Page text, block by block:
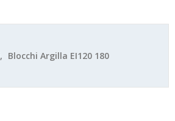
, Blocchi Argilla EI120 180